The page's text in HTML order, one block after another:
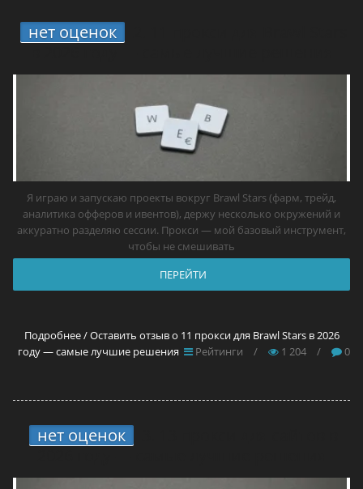
нет оценок
Я играю и запускаю проекты вокруг Brawl Stars (фарм, трейд,
аналитика офферов и ивентов), держу несколько окружений и
аккуратно разделяю сессии. Прокси — мой базовый инструмент,
чтобы не смешивать
ПЕРЕЙТИ
Подробнее / Оставить отзыв о 11 прокси для Brawl Stars в 2026
году — самые лучшие решения
Рейтинги / 1 204 / 0
нет оценок